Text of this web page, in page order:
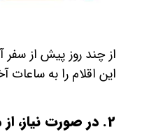
از چند روز پیش از
این اقلام را به
2. در صورت نیاز، از مسواک جایگزین استفاده کنید